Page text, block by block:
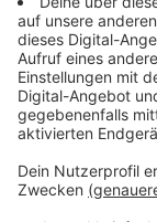
der
Bluthochdruck.
Anzeige